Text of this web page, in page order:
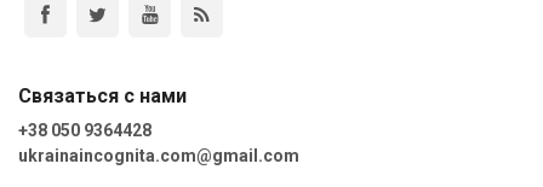
Связаться с нами
+38 050 9364428
ukrainaincognita.com@gmail.com